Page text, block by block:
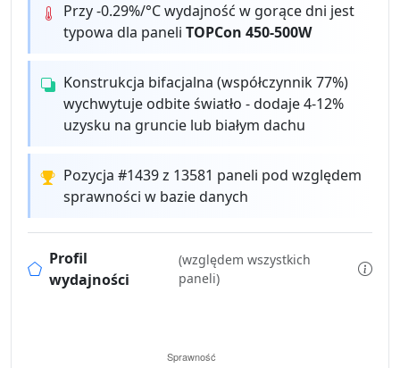
Przy -0.29%/°C wydajność w gorące dni jest
typowa dla paneliTOPCon 450-500W
Konstrukcja bifacjalna (współczynnik 77%)
wychwytuje odbite światło - dodaje 4-12%
uzysku na gruncie lub białym dachu
Pozycja #1439 z 13581 paneli pod względem
sprawności w bazie danych
Profil
wydajności
(względem wszystkich
paneli)